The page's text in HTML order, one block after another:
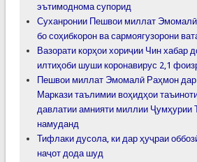
эътимоднома супорид
Суханронии Пешвои миллат
бо соҳибкорон ва сармоягузорони
Вазорати корҳои хориҷии Чин хабар
илтиҳоби шуши коронавирус 2,1
Пешвои миллат Эмомалӣ Раҳмон дар
Маркази таълимии воҳидҳои
давлатии амнияти миллии Ҷумҳурии
намуданд
Тифлаки дусола, ки дар ҳуҷраи
наҷот дода шуд